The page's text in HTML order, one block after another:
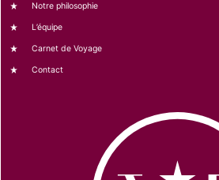
Notre philosophie
L’équipe
Carnet de Voyage
Contact